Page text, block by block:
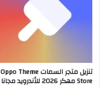
تنزيل متجر السمات Oppo Theme
Store مهكر 2026 للأندرويد مجانا